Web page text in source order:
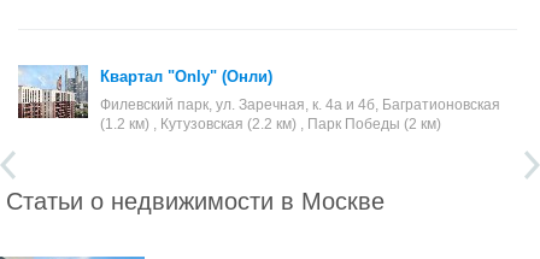
Квартал "Only" (Онли)
Филевский парк, ул. Заречная, к. 4а и 4б, Багратионовская
(1.2 км) , Кутузовская (2.2 км) , Парк Победы (2 км)
Статьи о недвижимости в Москве